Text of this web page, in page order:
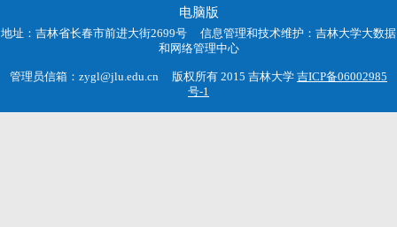
电脑版
地址：吉林省长春市前进大街2699号 信息管理和技术维护：吉林大学大数据
和网络管理中心
管理员信箱：zygl@jlu.edu.cn 版权所有 2015 吉林大学 吉ICP备06002985
号-1